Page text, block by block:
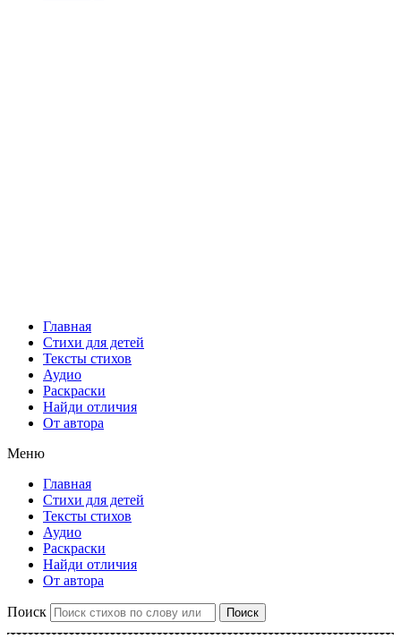
Главная
Стихи для детей
Тексты стихов
Аудио
Раскраски
Найди отличия
От автора
Меню
Главная
Стихи для детей
Тексты стихов
Аудио
Раскраски
Найди отличия
От автора
Поиск Поиск